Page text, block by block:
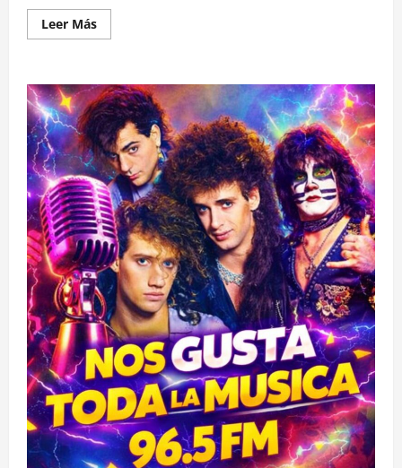
Leer MásLeer
más
McCartney:
«Aún
me
emociona
escuchar
la
canción
que
le
compuse
a
John
Lennon»